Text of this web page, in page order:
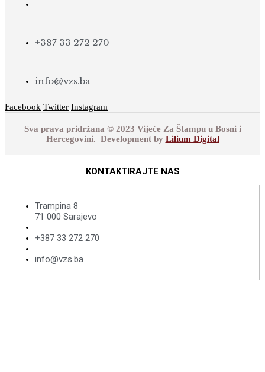
+387 33 272 270
info@vzs.ba
Facebook Twitter Instagram
Sva prava pridržana © 2023 Vijeće Za Štampu u Bosni i
Hercegovini. Development by Lilium Digital
KONTAKTIRAJTE NAS
Trampina 8
71 000 Sarajevo
+387 33 272 270
info@vzs.ba